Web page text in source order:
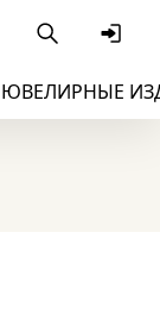
ЮВЕЛИРНЫЕ